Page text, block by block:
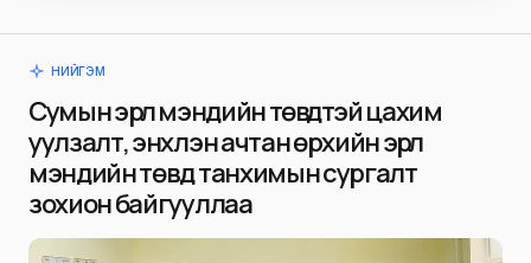
НИЙГЭМ
Сумын эрүүл мэндийн төвүүдтэй цахим
уулзалт, энхлэн ачтан өрхийн эрүүл
мэндийн төвд танхимын сургалт
зохион байгууллаа